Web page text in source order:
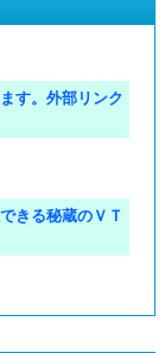
す。外部リンク
きる秘蔵のＶＴ